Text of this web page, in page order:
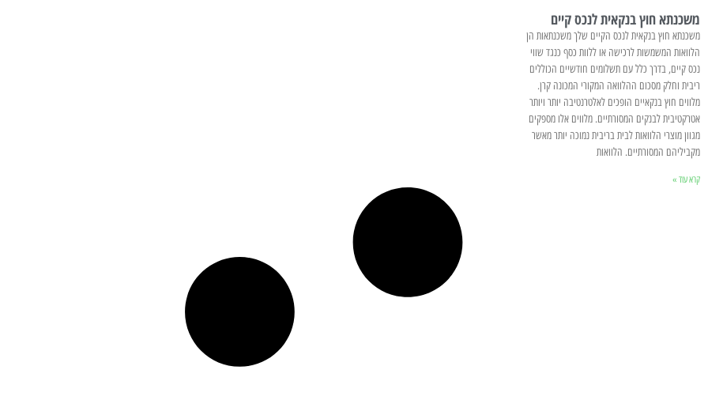
משכנתא חוץ בנקאית לנכס קיים
משכנתא חוץ בנקאית לנכס הקיים שלך משכנתאות הן
הלוואות המשמשות לרכישה או ללוות כסף כנגד שווי
נכס קיים, בדרך כלל עם תשלומים חודשיים הכוללים
ריבית וחלק מסכום ההלוואה המקורי המכונה קרן.
מלווים חוץ בנקאיים הופכים לאלטרנטיבה יותר ויותר
אטרקטיבית לבנקים המסורתיים. מלווים אלו מספקים
מגוון מוצרי הלוואות לבית בריבית נמוכה יותר מאשר
מקביליהם המסורתיים. הלוואות
קרא עוד »